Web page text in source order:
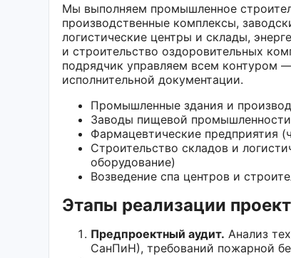
Мы выполняем промышленное
производственные комплексы,
логистические центры и склады,
и строительство оздоровительных
подрядчик управляем всем контуром
исполнительной документации.
Промышленные здания и
Заводы пищевой промышленности
Фармацевтические предприятия
Строительство складов и
оборудование)
Возведение спа центров и
Этапы реализации
Предпроектный аудит. Анализ
СанПиН), требований пожарной